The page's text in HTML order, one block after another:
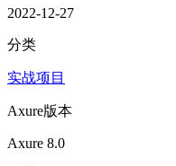
2022-12-27
分类
实战项目
Axure版本
Axure 8.0